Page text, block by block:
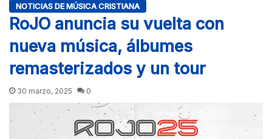
NOTICIAS DE MÚSICA CRISTIANA
RoJO anuncia su vuelta con
nueva música, álbumes
remasterizados y un tour
30 marzo, 2025 0